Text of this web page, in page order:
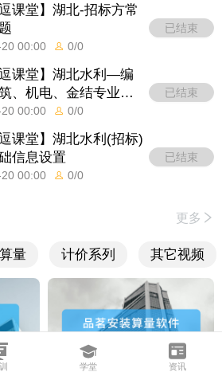
逗课堂】湖北-招标方常
00:00 0/0
已结束
逗课堂】湖北水利—编
、机电、金结专业工
单00:00 0/0
已结束
逗课堂】湖北水利(招标)
信息设置
00:00 0/0
已结束
更多
量 计价系列 其它视频
学堂 资讯